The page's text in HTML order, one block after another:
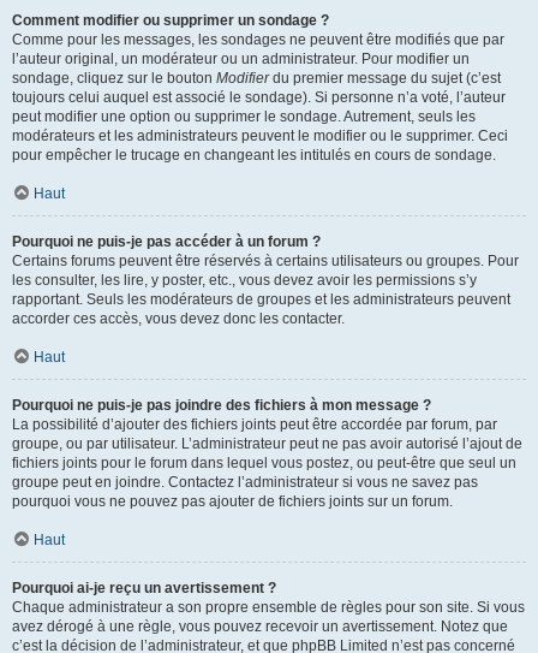
Comment modifier ou supprimer un sondage ?
Comme pour les messages, les sondages ne peuvent être modifiés que par
l’auteur original, un modérateur ou un administrateur. Pour modifier un
sondage, cliquez sur le bouton Modifierdu premier message du sujet (c’est
toujours celui auquel est associé le sondage). Si personne n’a voté, l’auteur
peut modifier une option ou supprimer le sondage. Autrement, seuls les
modérateurs et les administrateurs peuvent le modifier ou le supprimer. Ceci
pour empêcher le trucage en changeant les intitulés en cours de sondage.
Haut
Pourquoi ne puis-je pas accéder à un forum ?
Certains forums peuvent être réservés à certains utilisateurs ou groupes. Pour
les consulter, les lire, y poster, etc., vous devez avoir les permissions s’y
rapportant. Seuls les modérateurs de groupes et les administrateurs peuvent
accorder ces accès, vous devez donc les contacter.
Haut
Pourquoi ne puis-je pas joindre des fichiers à mon message ?
La possibilité d’ajouter des fichiers joints peut être accordée par forum, par
groupe, ou par utilisateur. L’administrateur peut ne pas avoir autorisé l’ajout de
fichiers joints pour le forum dans lequel vous postez, ou peut-être que seul un
groupe peut en joindre. Contactez l’administrateur si vous ne savez pas
pourquoi vous ne pouvez pas ajouter de fichiers joints sur un forum.
Haut
Pourquoi ai-je reçu un avertissement ?
Chaque administrateur a son propre ensemble de règles pour son site. Si vous
avez dérogé à une règle, vous pouvez recevoir un avertissement. Notez que
c’est la décision de l’administrateur, et que phpBB Limited n’est pas concerné